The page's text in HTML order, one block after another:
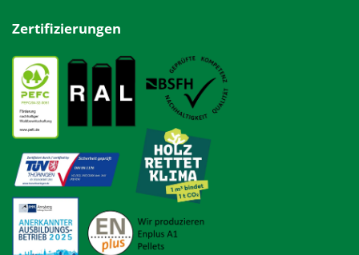
Zertifizierungen